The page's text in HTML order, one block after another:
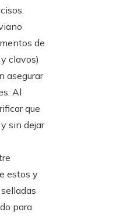
de
clavos)
asegurar
Al
que
sin dejar
estos y
para